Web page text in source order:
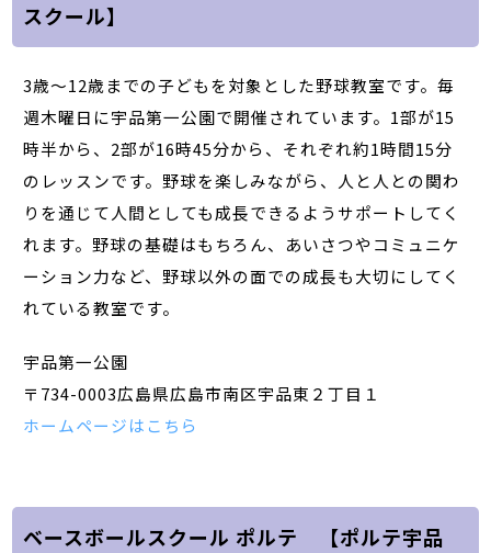
スクール】
3歳～12歳までの子どもを対象とした野球教室です。毎
週木曜日に宇品第一公園で開催されています。1部が15
時半から、2部が16時45分から、それぞれ約1時間15分
のレッスンです。野球を楽しみながら、人と人との関わ
りを通じて人間としても成長できるようサポートしてく
れます。野球の基礎はもちろん、あいさつやコミュニケ
ーション力など、野球以外の面での成長も大切にしてく
れている教室です。
宇品第一公園
〒734-0003広島県広島市南区宇品東２丁目１
ホームページはこちら
ベースボールスクール ポルテ 【ポルテ宇品